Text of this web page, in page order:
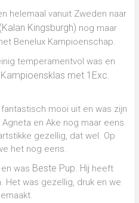
helemaal vanuit Zweden naar
Kingsburgh) nog maar
Benelux Kampioenschap.
temperamentvol was en
Kampioensklas met 1Exc.
mooi uit en was zijn
en Ake nog maar eens
gezellig, dat wel. Op
het nog eens.
en was Beste Pup. Hij heeft
Het was gezellig, druk en we